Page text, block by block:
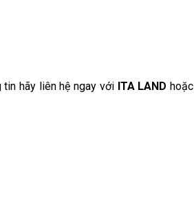
hãy liên hệ ngay với ITA LAND hoặc